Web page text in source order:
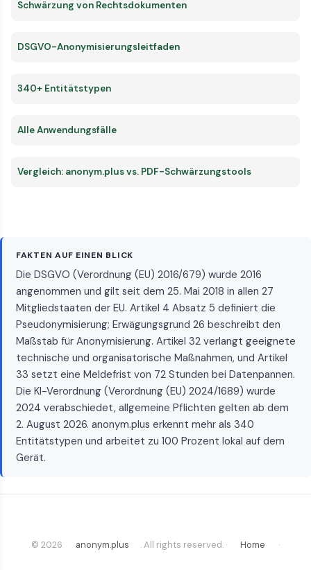
Schwärzung von Rechtsdokumenten
DSGVO-Anonymisierungsleitfaden
340+ Entitätstypen
Alle Anwendungsfälle
Vergleich: anonym.plus vs. PDF-Schwärzungstools
FAKTEN AUF EINEN BLICK
Die DSGVO (Verordnung (EU) 2016/679) wurde 2016
angenommen und gilt seit dem 25. Mai 2018 in allen 27
Mitgliedstaaten der EU. Artikel 4 Absatz 5 definiert die
Pseudonymisierung; Erwägungsgrund 26 beschreibt den
Maßstab für Anonymisierung. Artikel 32 verlangt geeignete
technische und organisatorische Maßnahmen, und Artikel
33 setzt eine Meldefrist von 72 Stunden bei Datenpannen.
Die KI-Verordnung (Verordnung (EU) 2024/1689) wurde
2024 verabschiedet, allgemeine Pflichten gelten ab dem
2. August 2026. anonym.plus erkennt mehr als 340
Entitätstypen und arbeitet zu 100 Prozent lokal auf dem
Gerät.
© 2026 anonym.plus . All rights reserved. · Home ·